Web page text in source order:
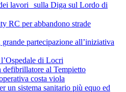
lavori sulla Diga sul Lordo di
RC per abbandono strade
partecipazione all’iniziativa
di Locri
al Tempietto
costa viola
un sistema sanitario più equo ed